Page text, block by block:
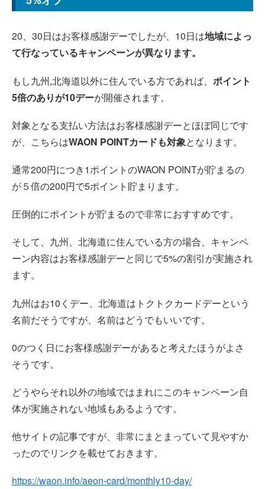
20、30日はお客様感謝デーでしたが、10日は地域によっ
て行なっているキャンペーンが異なります。
もし九州,北海道以外に住んでいる方であれば、 ポイント
5倍のありが10デーが開催されます。
対象となる支払い方法はお客様感謝デーとほぼ同じです
が、こちらはWAON POINTカードも対象となります。
通常200円につき1ポイントのWAON POINTが貯まるの
が５倍の200円で5ポイント貯まります。
圧倒的にポイントが貯まるので非常におすすめです。
そして、九州、北海道に住んでいる方の場合、キャンペ
ーン内容はお客様感謝デーと同じで5%の割引が実施され
ます。
九州はお10くデー、北海道はトクトクカードデーという
名前だそうですが、名前はどうでもいいです。
0のつく日にお客様感謝デーがあると考えたほうがよさ
そうです。
どうやらそれ以外の地域ではまれにこのキャンペーン自
体が実施されない地域もあるようです。
他サイトの記事ですが、非常にまとまっていて見やすか
ったのでリンクを載せておきます。
https://waon.info/aeon-card/monthly10-day/